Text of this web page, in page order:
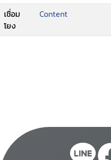
เชื่อม
โยง
Content